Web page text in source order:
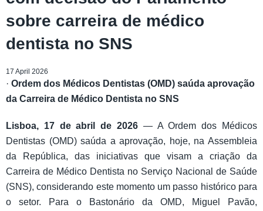
sobre carreira de médico
dentista no SNS
17 April 2026
· Ordem dos Médicos Dentistas (OMD) saúda aprovação
da Carreira de Médico Dentista no SNS
Lisboa, 17 de abril de 2026 — A Ordem dos Médicos
Dentistas (OMD) saúda a aprovação, hoje, na Assembleia
da República, das iniciativas que visam a criação da
Carreira de Médico Dentista no Serviço Nacional de Saúde
(SNS), considerando este momento um passo histórico para
o setor. Para o Bastonário da OMD, Miguel Pavão,